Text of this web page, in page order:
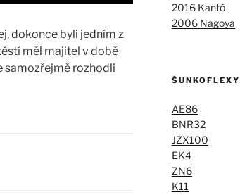
dokonce byli jedním z
měl majitel v době
samozřejmě rozhodli
2016 Kantó
2006 Nagoya
ŠUNKOFLEXY
AE86
BNR32
JZX100
EK4
ZN6
K11